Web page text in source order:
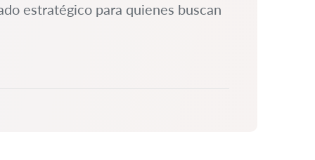
estratégico para quienes buscan